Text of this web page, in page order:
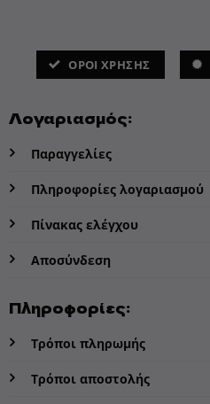
ΌΡΟΙ ΧΡΗΣΗΣ
Λογαριασμός:
Παραγγελίες
Πληροφορίες λογαριασμού
Πίνακας ελέγχου
Αποσύνδεση
Πληροφορίες:
Τρόποι πληρωμής
Τρόποι αποστολής